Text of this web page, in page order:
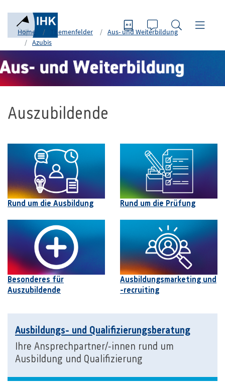
Home Themenfelder
Aus- und Weiterbildung
Azubis
Auszubildende
Rund um die Ausbildung Rund um die Prüfung
Besonderes für
Auszubildende
Ausbildungsmarketing und
-recruiting
Ausbildungs- und Qualifizierungsberatung
Ihre Ansprechpartner/-innen rund um
Ausbildung und Qualifizierung